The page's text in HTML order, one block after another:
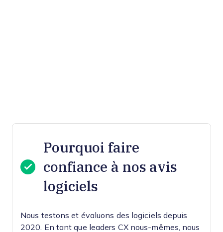
Pourquoi faire
confiance à nos avis
logiciels
Nous testons et évaluons des logiciels depuis
2020. En tant que leaders CX nous-mêmes, nous